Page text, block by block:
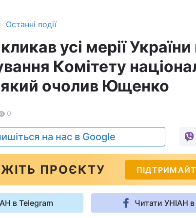
› Останні події
усі мерії
Комітету
який очолив Ющенко
0
на нас в Google
ПРОЄКТУ
в Telegram Читати УНІАН